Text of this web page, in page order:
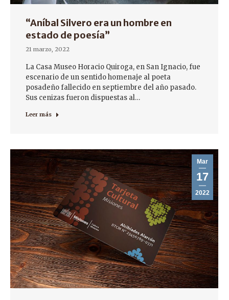
“Aníbal Silvero era un hombre en
estado de poesía”
21 marzo, 2022
La Casa Museo Horacio Quiroga, en San Ignacio, fue
escenario de un sentido homenaje al poeta
posadeño fallecido en septiembre del año pasado.
Sus cenizas fueron dispuestas al…
Leer más
Mar
17
2022